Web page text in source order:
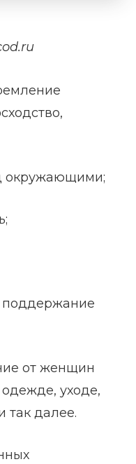
окружающими;
поддержание
от женщин
уходе,
так далее.